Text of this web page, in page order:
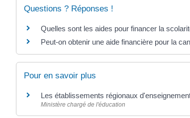
Questions ? Réponses !
Quelles sont les aides pour financer la
Peut-on obtenir une aide financière pour la
Pour en savoir plus
Les établissements régionaux
Ministère chargé de l'éducation